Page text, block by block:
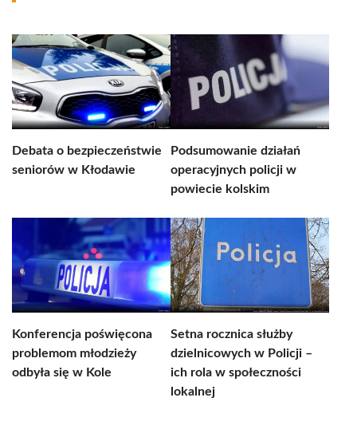
Debata o bezpieczeństwie
seniorów w Kłodawie
Podsumowanie działań
operacyjnych policji w
powiecie kolskim
Konferencja poświęcona
problemom młodzieży
odbyła się w Kole
Setna rocznica służby
dzielnicowych w Policji –
ich rola w społeczności
lokalnej